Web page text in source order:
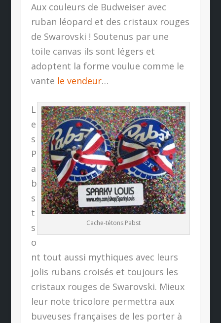
Aux couleurs de Budweiser avec
ruban léopard et des cristaux rouges
de Swarovski ! Soutenus par une
toile canvas ils sont légers et
adoptent la forme voulue comme le
vante le vendeur…
Cache-tétons Pabst
L
e
s
P
a
b
s
t
s
o
nt tout aussi mythiques avec leurs
jolis rubans croisés et toujours les
cristaux rouges de Swarovski. Mieux
leur note tricolore permettra aux
buveuses françaises de les porter à